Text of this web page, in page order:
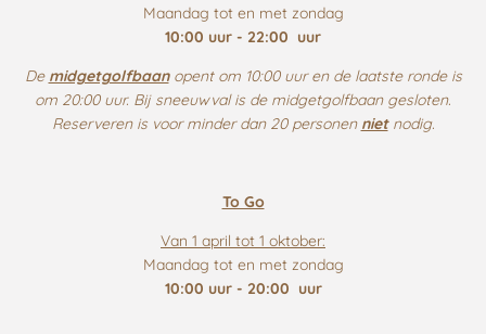
Maandag tot en met zondag
10:00 uur - 22:00 uur
De midgetgolfbaanopent om 10:00 uur en de laatste ronde is
om 20:00 uur. Bij sneeuwval is de midgetgolfbaan gesloten.
Reserveren is voor minder dan 20 personen nietnodig.
To Go
Van 1 april tot 1 oktober:
Maandag tot en met zondag
10:00 uur - 20:00 uur